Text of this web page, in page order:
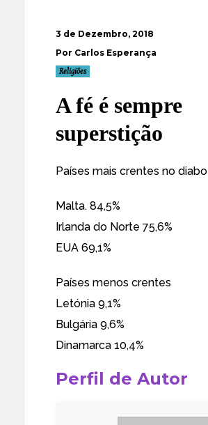
3 de Dezembro, 2018
Por Carlos Esperança
Religiões
A fé é sempre
superstição
Países mais crentes no diabo
Malta. 84,5%
Irlanda do Norte 75,6%
EUA 69,1%
Países menos crentes
Letónia 9,1%
Bulgária 9,6%
Dinamarca 10,4%
Perfil de Autor